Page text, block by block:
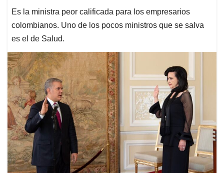
Es la ministra peor calificada para los empresarios
colombianos. Uno de los pocos ministros que se salva
es el de Salud.